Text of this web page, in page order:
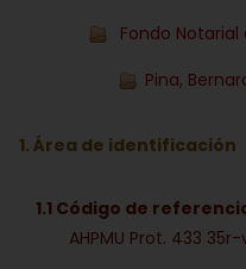
Fondo Notarial
Pina,
1. Área de identificación
1.1 Código de
AHPMU Prot. 433 35r-